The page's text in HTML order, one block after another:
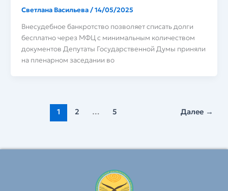
Светлана Васильева/14/05/2025
Внесудебное банкротство позволяет списать долги
бесплатно через МФЦ с минимальным количеством
документов Депутаты Государственной Думы приняли
на пленарном заседании во
1 2 … 5 Далее →